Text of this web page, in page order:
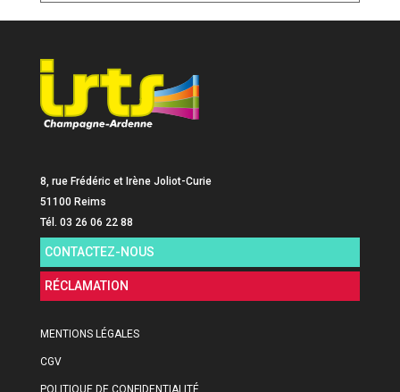
8, rue Frédéric et Irène Joliot-Curie
51100 Reims
Tél. 03 26 06 22 88
CONTACTEZ-NOUS
RÉCLAMATION
MENTIONS LÉGALES
CGV
POLITIQUE DE CONFIDENTIALITÉ